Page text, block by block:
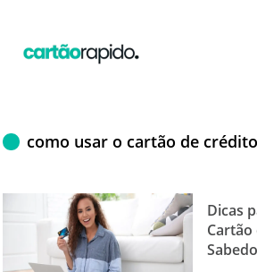
como usar o cartão de
Dicas